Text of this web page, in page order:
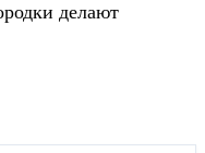
делают